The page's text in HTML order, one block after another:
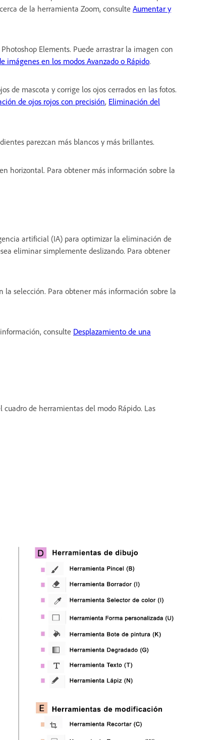
de la herramienta Zoom, consulte Aumentar y
Elements. Puede arrastrar la imagen con
imágenes en los modos Avanzado o Rápido.
de mascota y corrige los ojos cerrados en las fotos.
de ojos rojos con precisión, Eliminación del
parezcan más blancos y más brillantes.
horizontal. Para obtener más información sobre la
artificial (IA) para optimizar la eliminación de
eliminar simplemente deslizando. Para obtener
selección. Para obtener más información sobre la
consulte Desplazamiento de una
de herramientas del modo Rápido. Las